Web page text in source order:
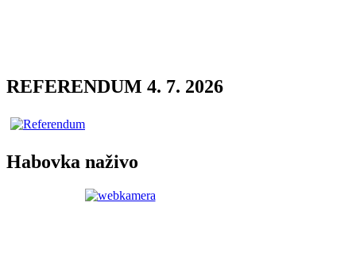
REFERENDUM 4. 7. 2026
Habovka naživo